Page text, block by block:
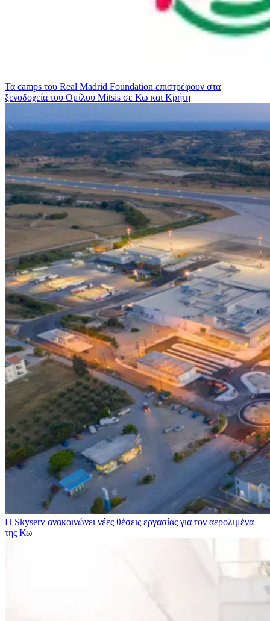
Τα camps του Real Madrid Foundation επιστρέφουν στα
ξενοδοχεία του Ομίλου Mitsis σε Κω και Κρήτη
Η Skyserv ανακοινώνει νέες θέσεις εργασίας για τον αερολιμένα
της Κω